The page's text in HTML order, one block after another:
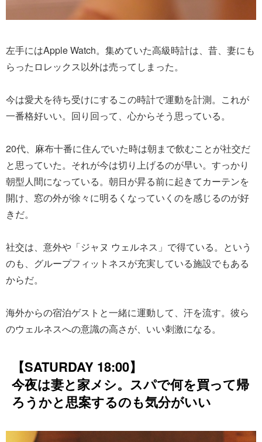
左手にはApple Watch。集めていた高級時計は、昔、妻にも
らったロレックス以外は売ってしまった。
今は愛犬を待ち受けにするこの時計で運動を計測。これが
一番格好いい。回り回って、心からそう思っている。
20代、麻布十番に住んでいた時は朝まで飲むことが社交だ
と思っていた。それが今は切り上げるのが早い。すっかり
朝型人間になっている。朝日が昇る前に起きてカーテンを
開け、窓の外が徐々に明るくなっていくのを感じるのが好
きだ。
社交は、意外や「ジャヌ ウェルネス」で得ている。という
のも、グループフィットネスが充実している施設でもある
からだ。
海外からの宿泊ゲストと一緒に運動して、汗を流す。彼ら
のウェルネスへの意識の高さが、いい刺激になる。
【SATURDAY 18:00】
今夜は妻と家メシ。スパで何を買って帰
ろうかと思案するのも気分がいい